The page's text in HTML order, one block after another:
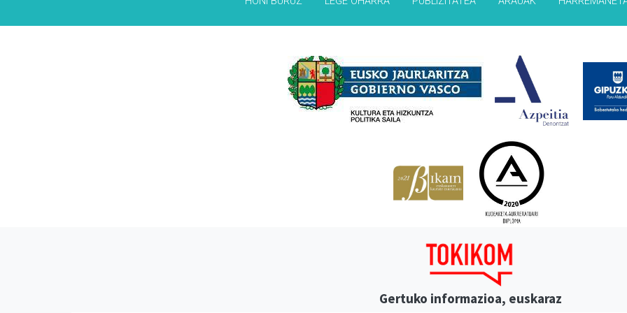
Gertuko informazioa, euskaraz